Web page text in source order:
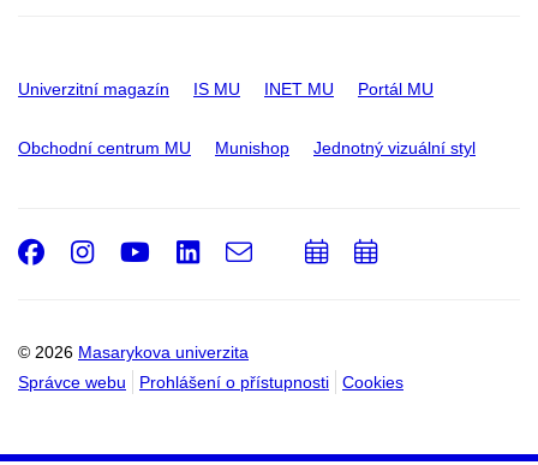
Univerzitní magazín IS MU INET MU Portál MU
Obchodní centrum MU Munishop Jednotný vizuální styl
© 2026 Masarykova univerzita
Správce webu
Prohlášení o přístupnosti Cookies
Facebook
Instagram
Youtube
LinkedIn
e-
Email
PřidatPřidat